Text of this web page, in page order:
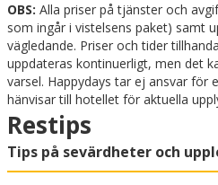
OBS: Alla priser på tjänster och
som ingår i vistelsens paket) samt
vägledande. Priser och tider
uppdateras kontinuerligt, men det
varsel. Happydays tar ej ansvar för
hänvisar till hotellet för aktuella
Restips
Tips på sevärdheter och